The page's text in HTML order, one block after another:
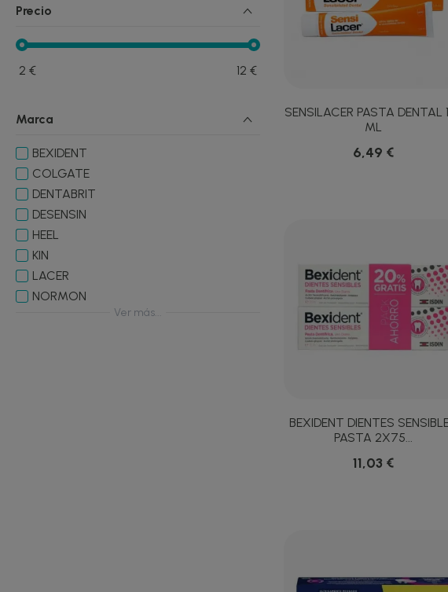
Precio
2 € 12 €
Marca
BEXIDENT
COLGATE
DENTABRIT
DESENSIN
HEEL
KIN
LACER
NORMON
Ver más...
SENSILACER PASTA DENTAL
ML
6,49 €
BEXIDENT DIENTES
PASTA 2X75...
11,03 €